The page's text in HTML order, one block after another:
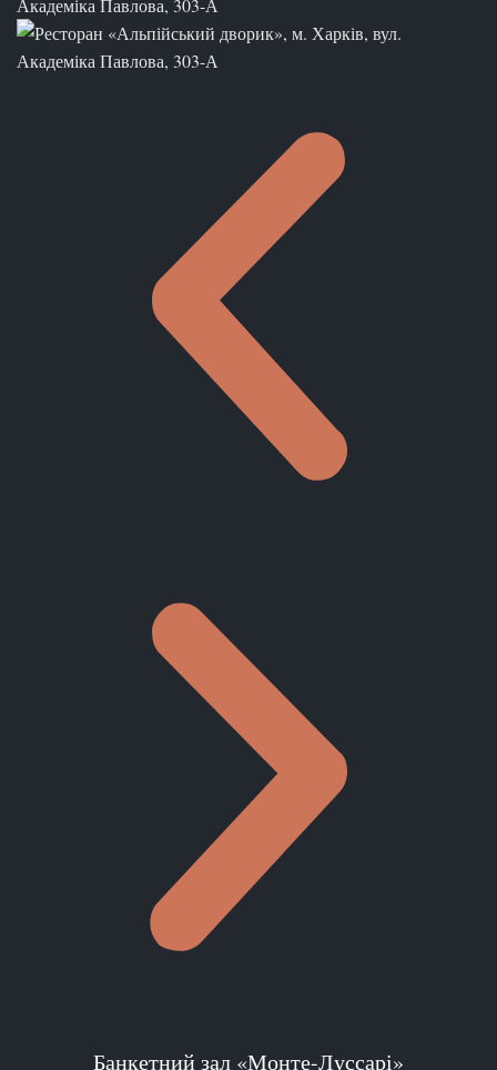
Банкетний зал «Монте-Луссарі»